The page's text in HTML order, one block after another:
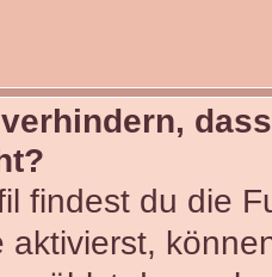
findest du die
aktivierst,